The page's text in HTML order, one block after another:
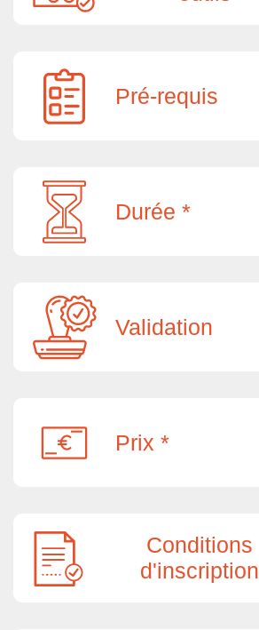
Pré-requis
Durée *
Validation
Prix *
Conditions
d'inscription